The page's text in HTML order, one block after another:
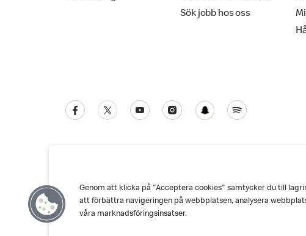
Sök jobb hos oss
Kundservice Personuppgiftspolicy Cookies
Genom att klicka på "Acceptera cookies" samtycker du till
att förbättra navigeringen på webbplatsen, analysera
våra marknadsföringsinsatser.